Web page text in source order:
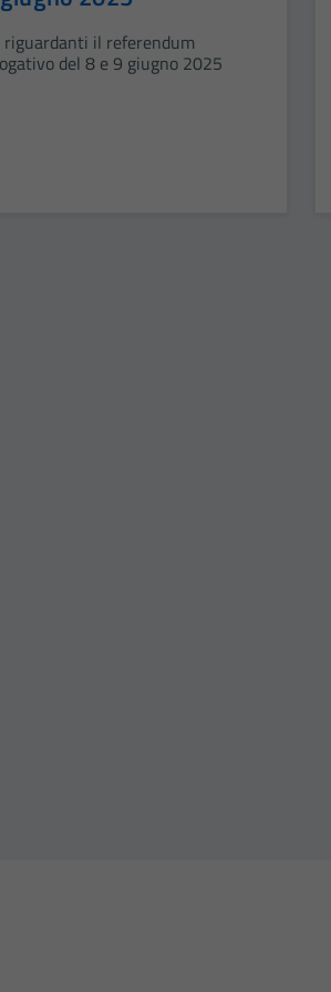
il referendum
del 8 e 9 giugno 2025